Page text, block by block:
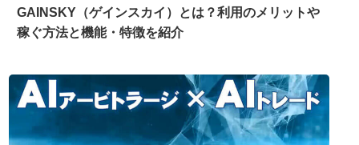
GAINSKY（ゲインスカイ）とは？利用のメリットや
稼ぐ方法と機能・特徴を紹介